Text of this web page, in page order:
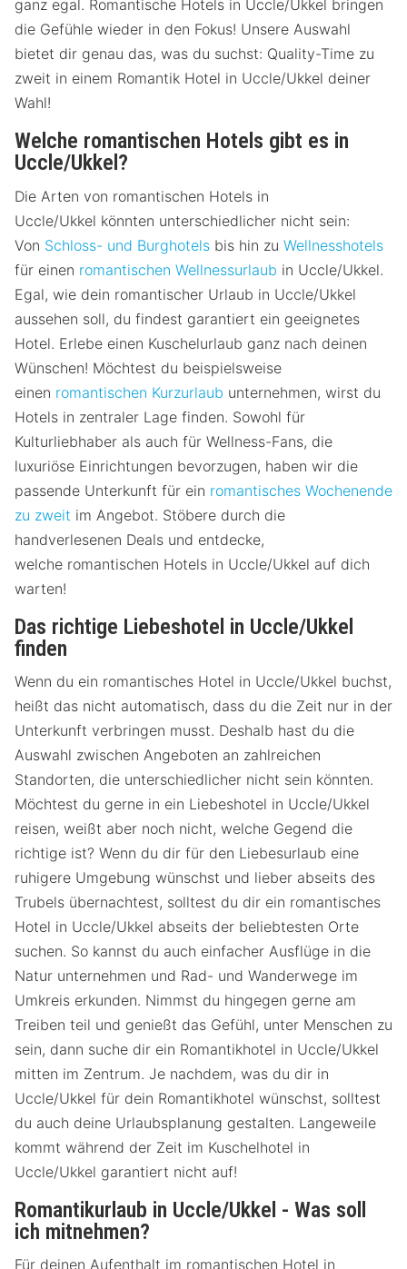
ganz egal. Romantische Hotels in Uccle/Ukkel bringen
die Gefühle wieder in den Fokus! Unsere Auswahl
bietet dir genau das, was du suchst: Quality-Time zu
zweit in einem Romantik Hotel in Uccle/Ukkel deiner
Wahl!
Welche romantischen Hotels gibt es in
Uccle/Ukkel?
Die Arten von romantischen Hotels in
Uccle/Ukkel könnten unterschiedlicher nicht sein:
Von Schloss- und Burghotels bis hin zu Wellnesshotels
für einen romantischen Wellnessurlaub in Uccle/Ukkel.
Egal, wie dein romantischer Urlaub in Uccle/Ukkel
aussehen soll, du findest garantiert ein geeignetes
Hotel. Erlebe einen Kuschelurlaub ganz nach deinen
Wünschen! Möchtest du beispielsweise
einen romantischen Kurzurlaub unternehmen, wirst du
Hotels in zentraler Lage finden. Sowohl für
Kulturliebhaber als auch für Wellness-Fans, die
luxuriöse Einrichtungen bevorzugen, haben wir die
passende Unterkunft für ein romantisches Wochenende
zu zweit im Angebot. Stöbere durch die
handverlesenen Deals und entdecke,
welche romantischen Hotels in Uccle/Ukkel auf dich
warten!
Das richtige Liebeshotel in Uccle/Ukkel
finden
Wenn du ein romantisches Hotel in Uccle/Ukkel buchst,
heißt das nicht automatisch, dass du die Zeit nur in der
Unterkunft verbringen musst. Deshalb hast du die
Auswahl zwischen Angeboten an zahlreichen
Standorten, die unterschiedlicher nicht sein könnten.
Möchtest du gerne in ein Liebeshotel in Uccle/Ukkel
reisen, weißt aber noch nicht, welche Gegend die
richtige ist? Wenn du dir für den Liebesurlaub eine
ruhigere Umgebung wünschst und lieber abseits des
Trubels übernachtest, solltest du dir ein romantisches
Hotel in Uccle/Ukkel abseits der beliebtesten Orte
suchen. So kannst du auch einfacher Ausflüge in die
Natur unternehmen und Rad- und Wanderwege im
Umkreis erkunden. Nimmst du hingegen gerne am
Treiben teil und genießt das Gefühl, unter Menschen zu
sein, dann suche dir ein Romantikhotel in Uccle/Ukkel
mitten im Zentrum. Je nachdem, was du dir in
Uccle/Ukkel für dein Romantikhotel wünschst, solltest
du auch deine Urlaubsplanung gestalten. Langeweile
kommt während der Zeit im Kuschelhotel in
Uccle/Ukkel garantiert nicht auf!
Romantikurlaub in Uccle/Ukkel - Was soll
ich mitnehmen?
Für deinen Aufenthalt im romantischen Hotel in